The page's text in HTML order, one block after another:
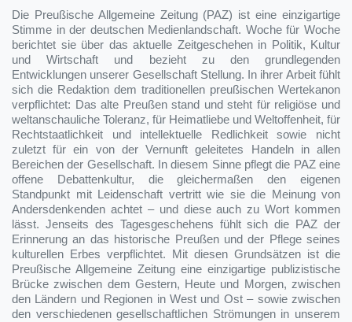
Die Preußische Allgemeine Zeitung (PAZ) ist eine einzigartige
Stimme in der deutschen Medienlandschaft. Woche für Woche
berichtet sie über das aktuelle Zeitgeschehen in Politik, Kultur
und Wirtschaft und bezieht zu den grundlegenden
Entwicklungen unserer Gesellschaft Stellung. In ihrer Arbeit fühlt
sich die Redaktion dem traditionellen preußischen Wertekanon
verpflichtet: Das alte Preußen stand und steht für religiöse und
weltanschauliche Toleranz, für Heimatliebe und Weltoffenheit, für
Rechtstaatlichkeit und intellektuelle Redlichkeit sowie nicht
zuletzt für ein von der Vernunft geleitetes Handeln in allen
Bereichen der Gesellschaft. In diesem Sinne pflegt die PAZ eine
offene Debattenkultur, die gleichermaßen den eigenen
Standpunkt mit Leidenschaft vertritt wie sie die Meinung von
Andersdenkenden achtet – und diese auch zu Wort kommen
lässt. Jenseits des Tagesgeschehens fühlt sich die PAZ der
Erinnerung an das historische Preußen und der Pflege seines
kulturellen Erbes verpflichtet. Mit diesen Grundsätzen ist die
Preußische Allgemeine Zeitung eine einzigartige publizistische
Brücke zwischen dem Gestern, Heute und Morgen, zwischen
den Ländern und Regionen in West und Ost – sowie zwischen
den verschiedenen gesellschaftlichen Strömungen in unserem